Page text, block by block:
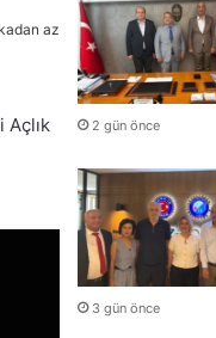
az
Açlık
2 gün önce
3 gün önce